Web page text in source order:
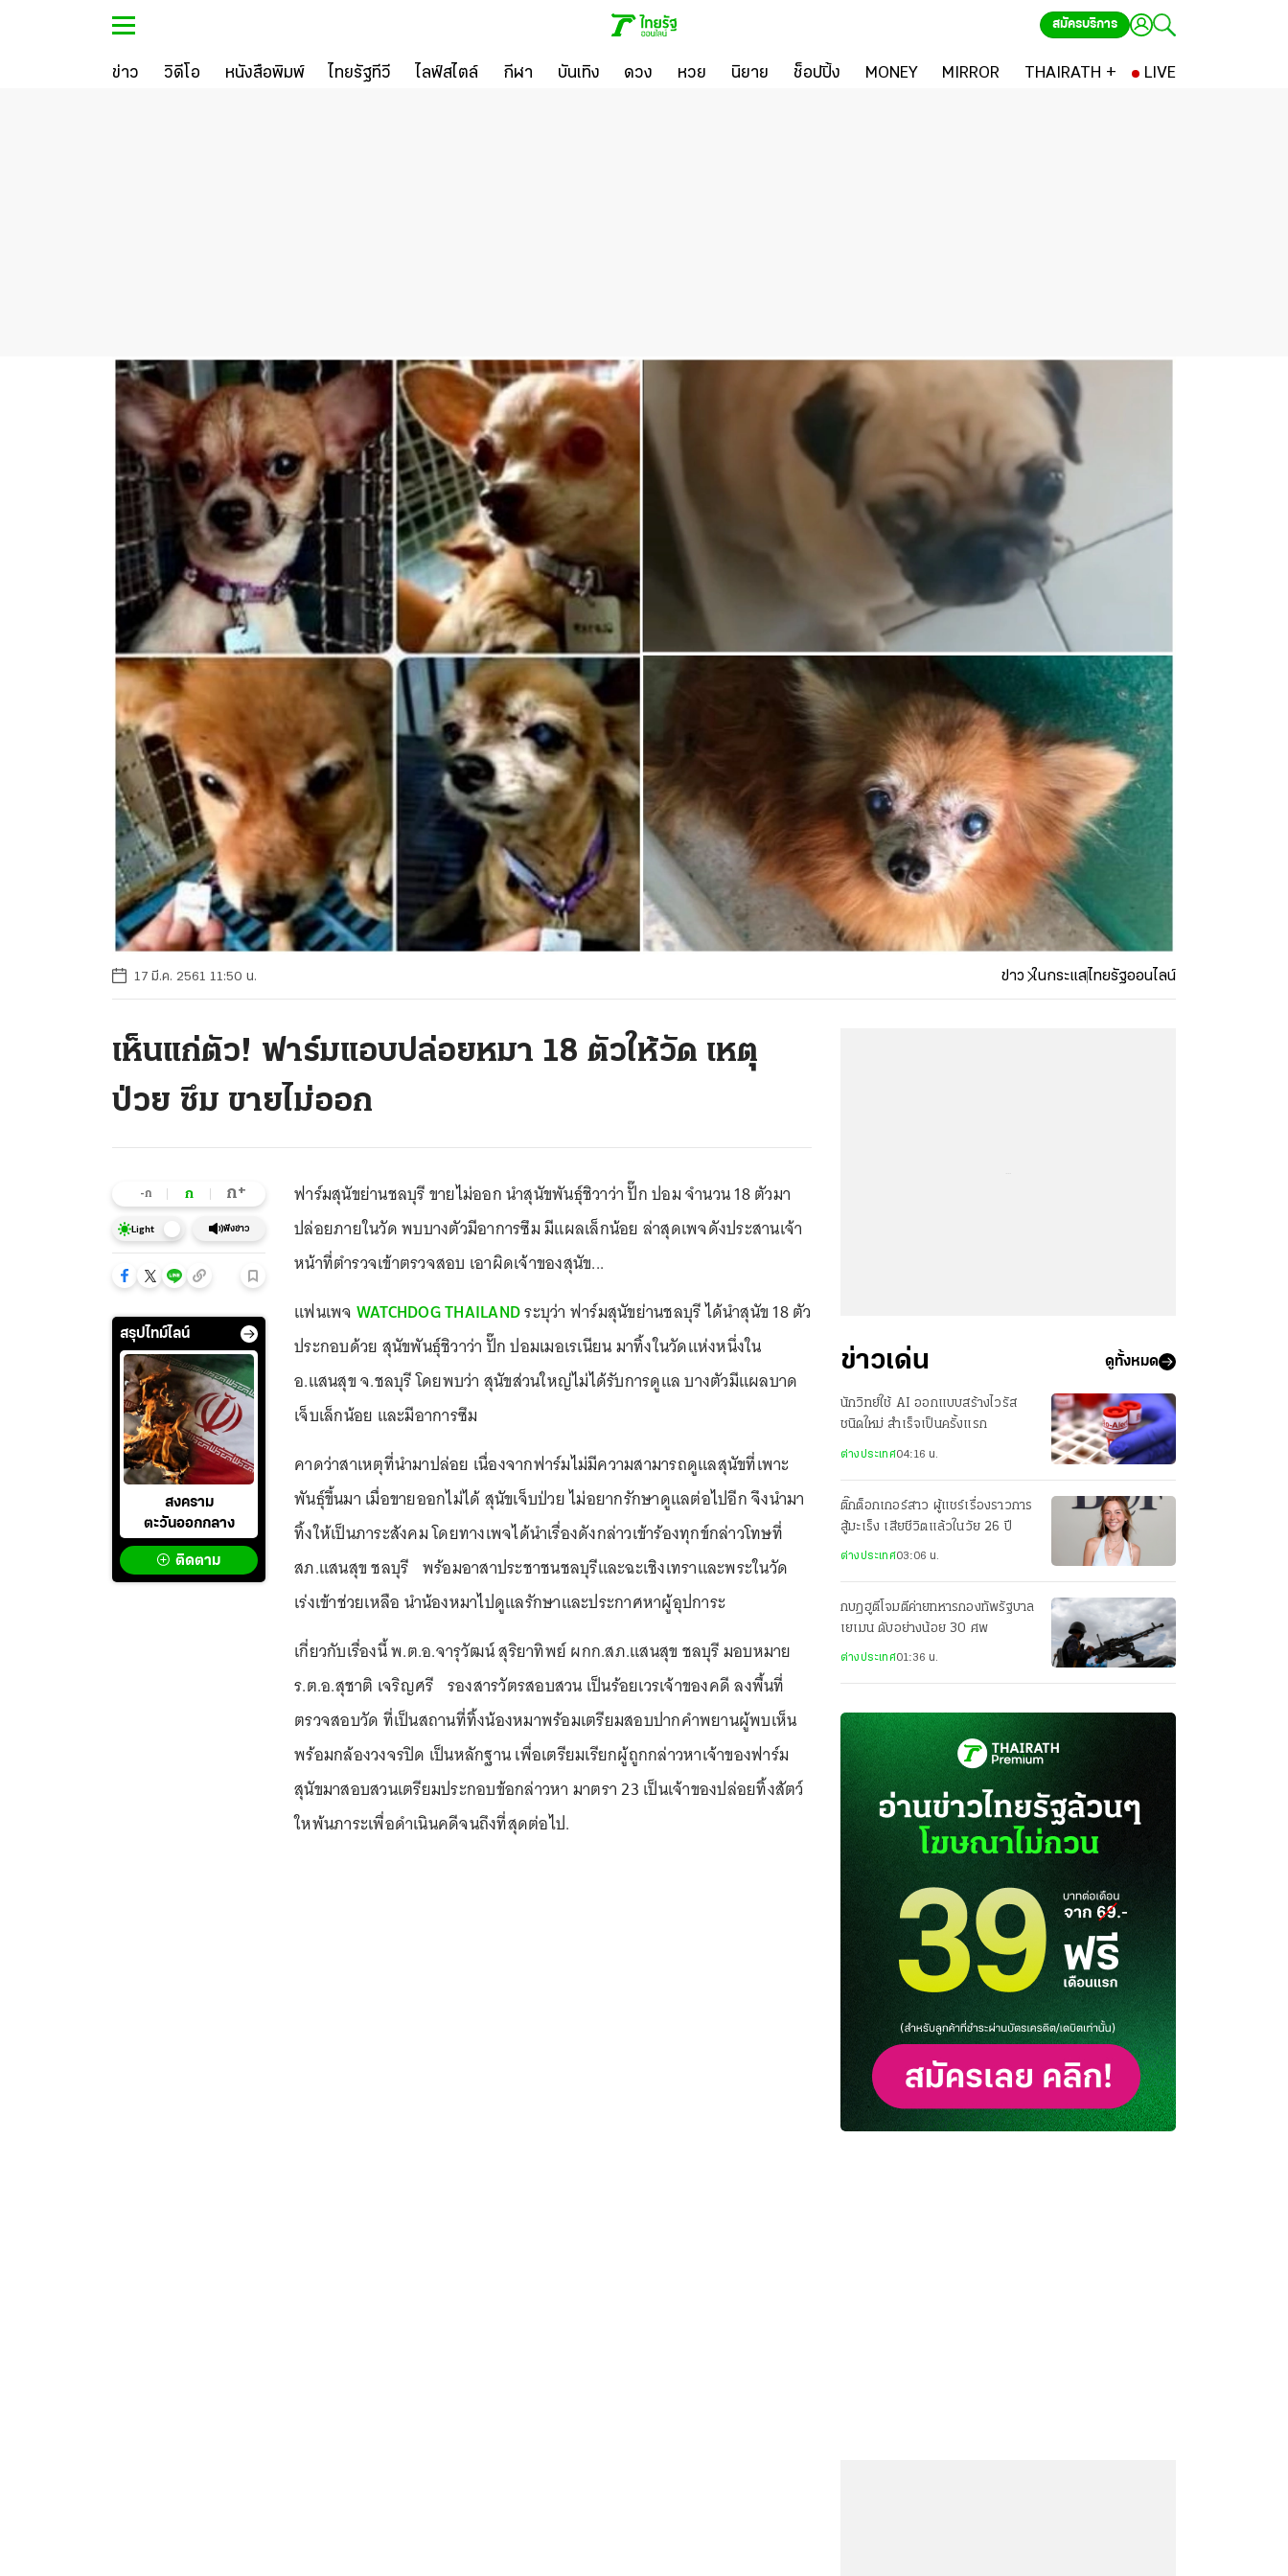
สมัครบริการ
ข่าว วิดีโอ หนังสือพิมพ์ ไทยรัฐทีวี ไลฟ์สไตล์ กีฬา บันเทิง ดวง หวย นิยาย ช็อปปิ้ง MONEY MIRROR THAIRATH + LIVE
17 มี.ค. 2561 11:50 น. ข่าว ในกระแสไทยรัฐออนไลน์
เห็นแก่ตัว! ฟาร์มแอบปล่อยหมา 18 ตัวให้วัด เหตุ
ป่วย ซึม ขายไม่ออก
-ก ก ก+
Light ฟังข่าว
สรุปไทม์ไลน์
สงคราม
ตะวันออกกลาง
ติดตาม
ฟาร์มสุนัขย่านชลบุรี ขายไม่ออก นำสุนัขพันธุ์ชิวาว่า ปั๊ก ปอม จำนวน 18 ตัวมา
ปล่อยภายในวัด พบบางตัวมีอาการซึม มีแผลเล็กน้อย ล่าสุดเพจดังประสานเจ้า
หน้าที่ตำรวจเข้าตรวจสอบ เอาผิดเจ้าของสุนัข...
แฟนเพจ WATCHDOG THAILANDระบุว่า ฟาร์มสุนัขย่านชลบุรี ได้นำสุนัข 18 ตัว
ประกอบด้วย สุนัขพันธุ์ชิวาว่า ปั๊ก ปอมเมอเรเนียน มาทิ้งในวัดแห่งหนึ่งใน
อ.แสนสุข จ.ชลบุรี โดยพบว่า สุนัขส่วนใหญ่ไม่ได้รับการดูแล บางตัวมีแผลบาด
เจ็บเล็กน้อย และมีอาการซึม
คาดว่าสาเหตุที่นำมาปล่อย เนื่องจากฟาร์มไม่มีความสามารถดูแลสุนัขที่เพาะ
พันธุ์ขึ้นมา เมื่อขายออกไม่ได้ สุนัขเจ็บป่วย ไม่อยากรักษาดูแลต่อไปอีก จึงนำมา
ทิ้งให้เป็นภาระสังคม โดยทางเพจได้นำเรื่องดังกล่าวเข้าร้องทุกข์กล่าวโทษที่
สภ.แสนสุข ชลบุรี พร้อมอาสาประชาชนชลบุรีและฉะเชิงเทราและพระในวัด
เร่งเข้าช่วยเหลือ นำน้องหมาไปดูแลรักษาและประกาศหาผู้อุปการะ
เกี่ยวกับเรื่องนี้ พ.ต.อ.จารุวัฒน์ สุริยาทิพย์ ผกก.สภ.แสนสุข ชลบุรี มอบหมาย
ร.ต.อ.สุชาติ เจริญศรี รองสารวัตรสอบสวน เป็นร้อยเวรเจ้าของคดี ลงพื้นที่
ตรวจสอบวัด ที่เป็นสถานที่ทิ้งน้องหมาพร้อมเตรียมสอบปากคำพยานผู้พบเห็น
พร้อมกล้องวงจรปิด เป็นหลักฐาน เพื่อเตรียมเรียกผู้ถูกกล่าวหาเจ้าของฟาร์ม
สุนัขมาสอบสวนเตรียมประกอบข้อกล่าวหา มาตรา 23 เป็นเจ้าของปล่อยทิ้งสัตว์
ใหพ้นภาระเพื่อดำเนินคดีจนถึงที่สุดต่อไป.
ข่าวเด่น ดูทั้งหมด
นักวิทย์ใช้ AI ออกแบบสร้างไวรัส
ชนิดใหม่ สำเร็จเป็นครั้งแรก
ต่างประเทศ04:16 น.
ติ๊กต็อกเกอร์สาว ผู้แชร์เรื่องราวการ
สู้มะเร็ง เสียชีวิตแล้วในวัย 26 ปี
ต่างประเทศ03:06 น.
กบฏฮูตีโจมตีค่ายทหารกองทัพรัฐบาล
เยเมน ดับอย่างน้อย 30 ศพ
ต่างประเทศ01:36 น.